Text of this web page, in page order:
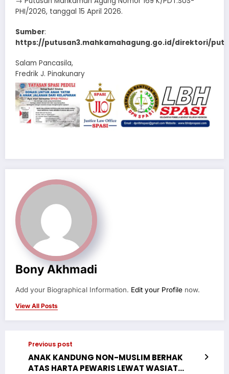
PHI/2026, tanggal 15 April 2026.
Sumber:
https://putusan3.mahkamahagung.go.id/direktori/
Salam Pancasila,
Fredrik J. Pinakunary
Bony Akhmadi
Add your Biographical Information. Edit your Profile now.
View All Posts
Previous post
ANAK KANDUNG NON-MUSLIM BERHAK
ATAS HARTA PEWARIS LEWAT WASIAT